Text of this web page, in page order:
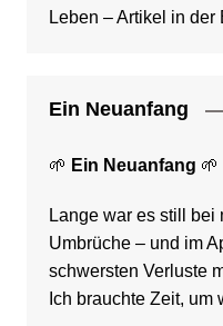
Leben – Artikel in
Ein Neuanfang
🌱 Ein Neuanfang 🌱
Lange war es still bei
Umbrüche – und im
schwersten Verluste
Ich brauchte Zeit, um